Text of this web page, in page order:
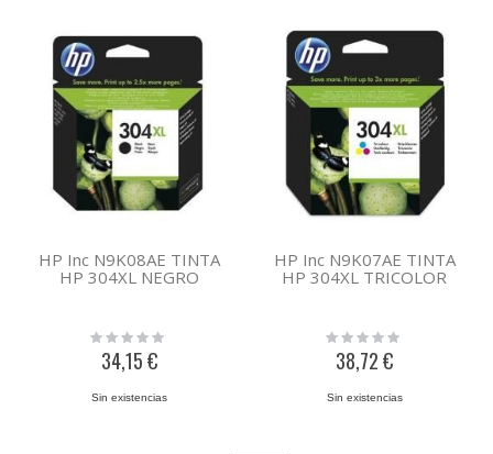
HP Inc N9K08AE TINTA
HP 304XL NEGRO
Rating:
34,15 €
Sin existencias
HP Inc N9K07AE TINTA
HP 304XL TRICOLOR
Rating:
38,72 €
Sin existencias